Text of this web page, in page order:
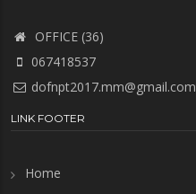
OFFICE (36)
067418537
dofnpt2017.mm@gmail.com
LINK FOOTER
Home